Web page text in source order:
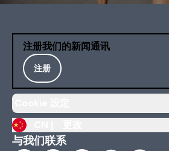
注册我们的新闻通讯
注册
与我们联系